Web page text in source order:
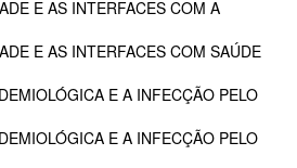
E AS INTERFACES COM A
E AS INTERFACES COM SAÚDE
E A INFECÇÃO PELO
E A INFECÇÃO PELO